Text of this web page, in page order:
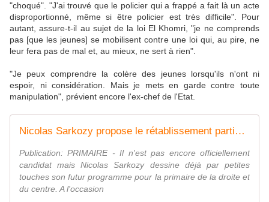
"choqué". "J'ai trouvé que le policier qui a frappé a fait là un acte
disproportionné, même si être policier est très difficile". Pour
autant, assure-t-il au sujet de la loi El Khomri, "je ne comprends
pas [que les jeunes] se mobilisent contre une loi qui, au pire, ne
leur fera pas de mal et, au mieux, ne sert à rien".
"Je peux comprendre la colère des jeunes lorsqu'ils n'ont ni
espoir, ni considération. Mais je mets en garde contre toute
manipulation", prévient encore l'ex-chef de l'Etat.
Nicolas Sarkozy propose le rétablissement partiel du service militaire (ou pas)
Publication: PRIMAIRE - Il n'est pas encore officiellement
candidat mais Nicolas Sarkozy dessine déjà par petites
touches son futur programme pour la primaire de la droite et
du centre. A l'occasion